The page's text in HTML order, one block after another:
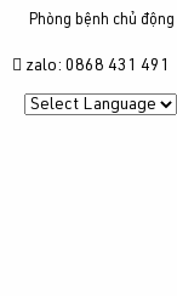
Phòng bệnh chủ động
zalo: 0868 431 491